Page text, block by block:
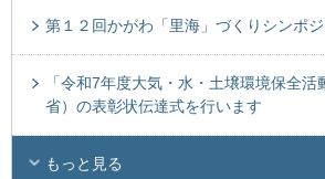
第１２回かがわ「里海」づくりシンポ
「令和7年度大気・水・土壌環境保全
省）の表彰状伝達式を行います
もっと見る